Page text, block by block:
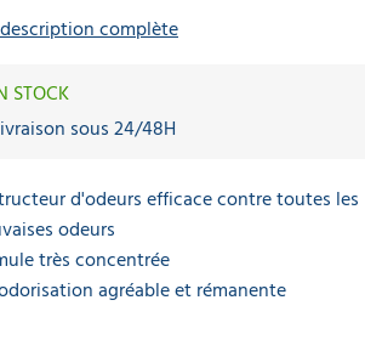
complète
STOCK
sous 24/48H
d'odeurs efficace contre toutes les
odeurs
très concentrée
agréable et rémanente